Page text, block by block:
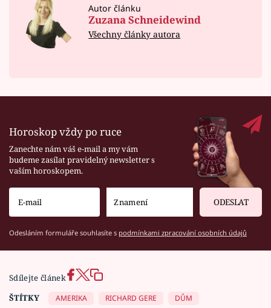
Autor článku
Zuzana Schneidewind
Všechny články autora
Horoskop vždy po ruce
Zanechte nám váš e-mail a my vám
budeme zasílat pravidelný newsletter s
vaším horoskopem.
ODESLAT
Odesláním formuláře souhlasíte s podmínkami zpracování osobních údajů
Sdílejte článek
ŠTÍTKY
AMERIKA RICHARD GERE
DŮM